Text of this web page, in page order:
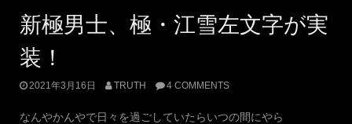
新極男士、極・江雪左文字が実
装！
2021年3月16日 TRUTH 4 COMMENTS
なんやかんやで日々を過ごしていたらいつの間にやら